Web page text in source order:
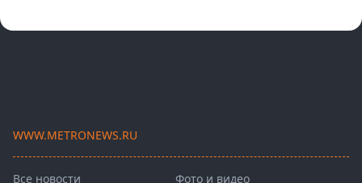
WWW.METRONEWS.RU
Все новости
Фото и видео